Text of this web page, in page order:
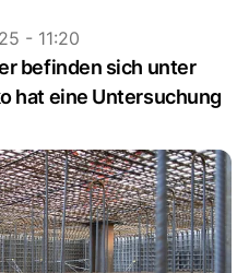
- 11:20
befinden sich unter
hat eine Untersuchung